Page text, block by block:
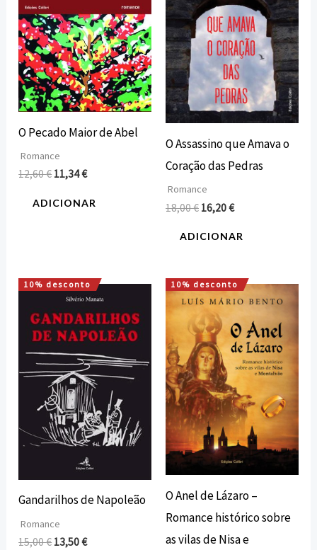
O Pecado Maior de Abel
Romance
12,60€ 11,34€
ADICIONAR
O Assassino que Amava o
Coração das Pedras
Romance
18,00€ 16,20€
ADICIONAR
10% desconto
Gandarilhos de Napoleão
Romance
15,00€
O
preço
original
era:
15,00 €.
13,50€
O
preço
atual
é:
13,50 €.
10% desconto
O Anel de Lázaro –
Romance histórico sobre
as vilas de Nisa e
O
preço
original
era:
15,00 €.
O
preço
atual
é:
13,50 €.